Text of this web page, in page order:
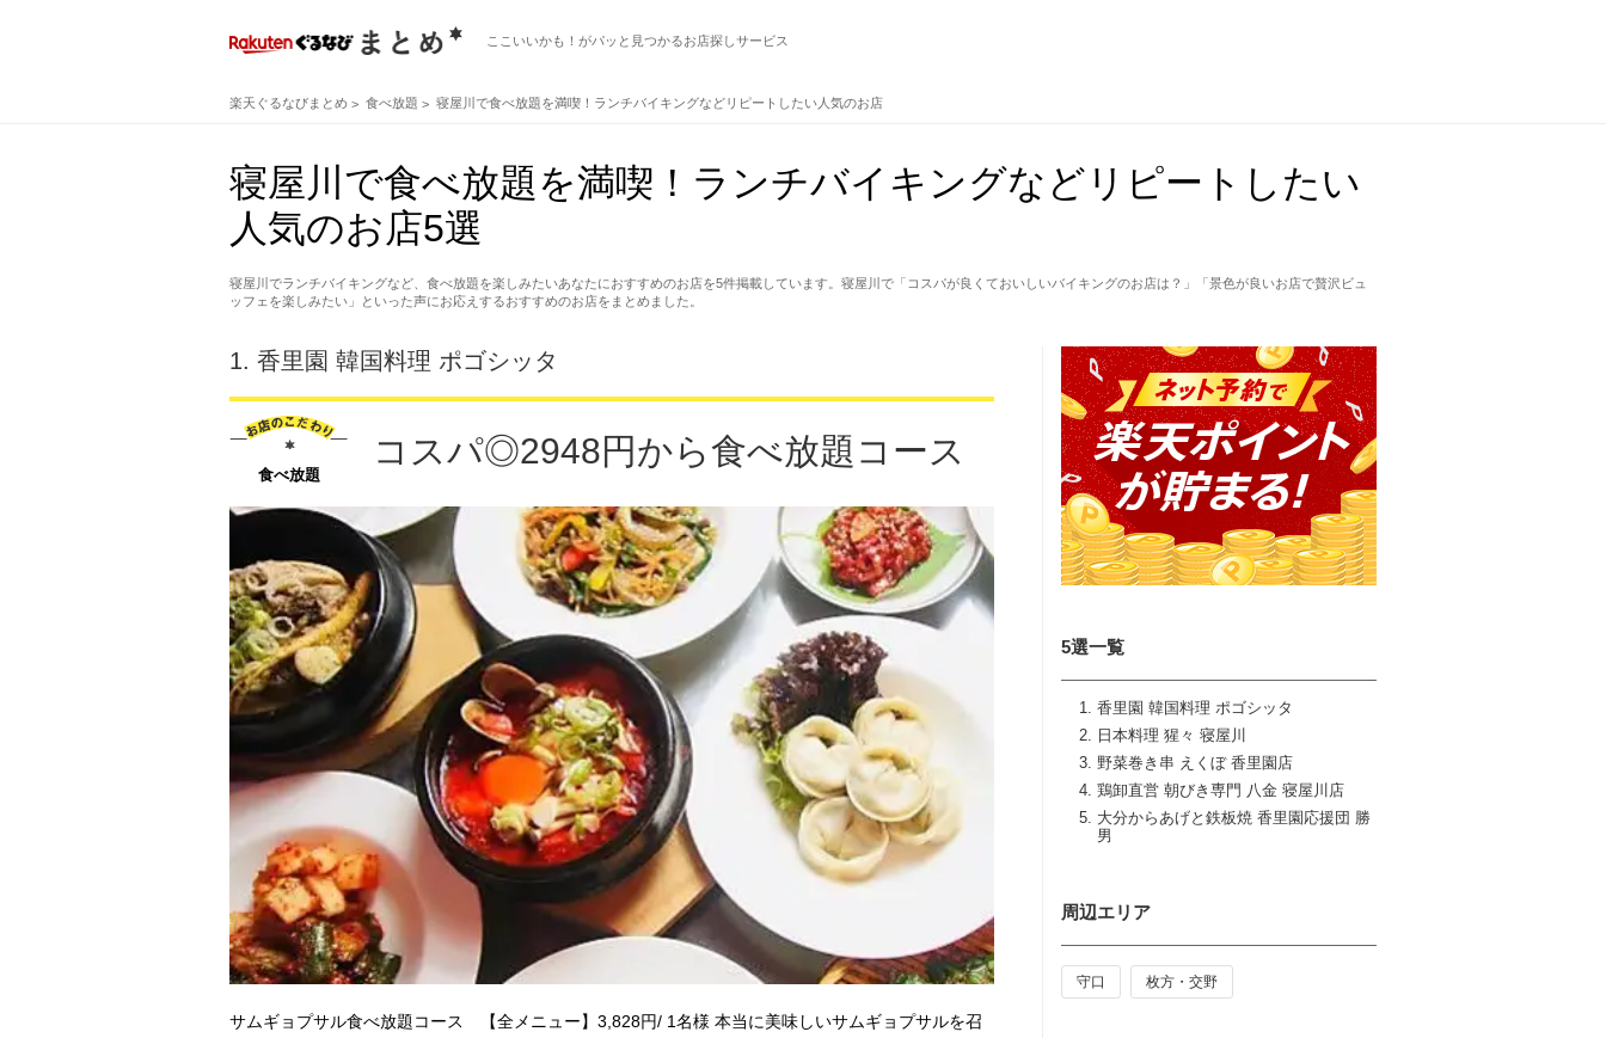
ここいいかも！がパッと見つかるお店探しサービス
楽天ぐるなびまとめ 食べ放題 寝屋川で食べ放題を満喫！ランチバイキングなどリピートしたい人気のお店
寝屋川で食べ放題を満喫！ランチバイキングなどリピートしたい
人気のお店5選
寝屋川でランチバイキングなど、食べ放題を楽しみたいあなたにおすすめのお店を5件掲載しています。寝屋川で「コスパが良くておいしいバイキングのお店は？」「景色が良いお店で贅沢ビュ
ッフェを楽しみたい」といった声にお応えするおすすめのお店をまとめました。
5選一覧
香里園 韓国料理 ポゴシッタ
日本料理 猩々 寝屋川
野菜巻き串 えくぼ 香里園店
鶏卸直営 朝びき専門 八金 寝屋川店
大分からあげと鉄板焼 香里園応援団 勝
男
1. 香里園 韓国料理 ポゴシッタ
食べ放題
コスパ◎2948円から食べ放題コース
サムギョプサル食べ放題コース 【全メニュー】3,828円/ 1名様 本当に美味しいサムギョプサルを召
周辺エリア
守口 枚方・交野